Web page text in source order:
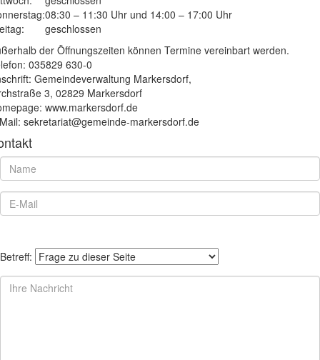
08:30 – 11:30 Uhr und 14:00 – 17:00 Uhr
geschlossen
der Öffnungszeiten können Termine vereinbart werden.
035829 630-0
Gemeindeverwaltung Markersdorf,
3, 02829 Markersdorf
www.markersdorf.de
sekretariat@gemeinde-markersdorf.de
Betreff: